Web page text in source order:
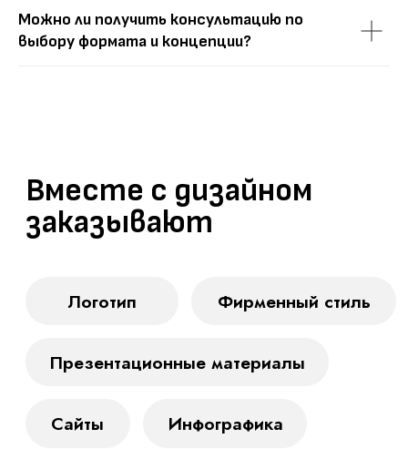
Можно ли получить консультацию по
выбору формата и концепции?